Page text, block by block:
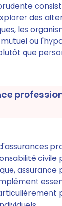
des
les
ou
que
civile